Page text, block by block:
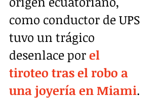
como conductor de UPS
tuvo un trágico
desenlace por el
tiroteo tras el robo a
una joyería en Miami.